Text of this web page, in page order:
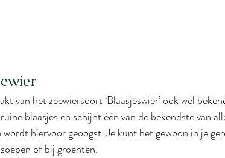
van het zeewiersoort ‘Blaasjeswier’ ook wel
blaasjes en schijnt één van de bekendste van
hiervoor geoogst. Je kunt het gewoon in je
of bij groenten.